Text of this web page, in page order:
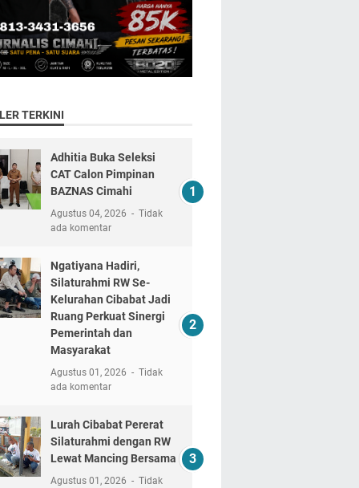
TERKINI
Adhitia Buka Seleksi
CAT Calon Pimpinan
BAZNAS Cimahi
Agustus 04, 2026
Tidak
ada komentar
Ngatiyana Hadiri,
Silaturahmi RW Se-
Kelurahan Cibabat Jadi
Ruang Perkuat Sinergi
Pemerintah dan
Masyarakat
Agustus 01, 2026
Tidak
ada komentar
Lurah Cibabat Pererat
Silaturahmi dengan RW
Lewat Mancing Bersama
Agustus 01, 2026
Tidak